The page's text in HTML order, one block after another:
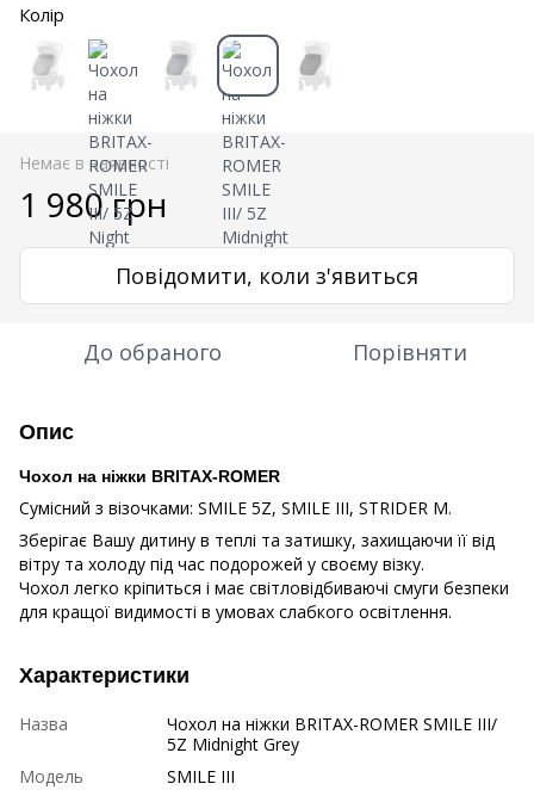
Колір
Немає в наявності
1 980 грн
Повідомити, коли з'явиться
До обраного Порівняти
Опис
Чохол на ніжки BRITAX-ROMER
Сумісний з візочками: SMILE 5Z, SMILE III, STRIDER M.
Зберігає Вашу дитину в теплі та затишку, захищаючи її від
вітру та холоду під час подорожей у своєму візку.
Чохол легко кріпиться і має світловідбиваючі смуги безпеки
для кращої видимості в умовах слабкого освітлення.
Характеристики
Назва
Чохол на ніжки BRITAX-ROMER SMILE III/
5Z Midnight Grey
Модель
SMILE III